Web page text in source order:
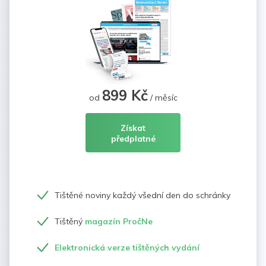
od 899 Kč/ měsíc
Získat
předplatné
Tištěné noviny každý všední den do schránky
Tištěný magazín PročNe
Elektronická verze tištěných vydání